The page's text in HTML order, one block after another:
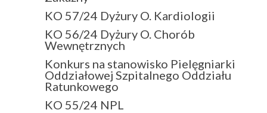
KO 57/24 Dyżury O. Kardiologii
KO 56/24 Dyżury O. Chorób
Wewnętrznych
Konkurs na stanowisko Pielęgniarki
Oddziałowej Szpitalnego Oddziału
Ratunkowego
KO 55/24 NPL